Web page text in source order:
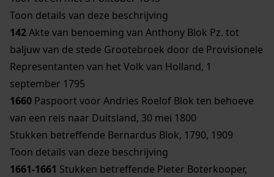
Toon details van deze beschrijving
142Akte van benoeming van Anthony Blok Pz. tot
baljuw van de stede Grootebroek door de Provisionele
Representanten van het Volk van Holland, 1
september 1795
1660 Paspoort voor Andries Roelof Blok ten behoeve
van een reis naar Duitsland, 30 mei 1800
Stukken betreffende Bernardus Blok, 1790, 1909
Toon details van deze beschrijving
1661-1661 Stukken betreffende Pieter Boterkooper,